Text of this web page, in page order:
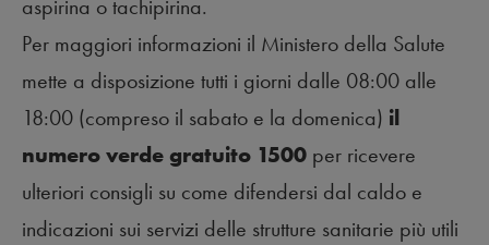
aspirina o tachipirina.
Per maggiori informazioni il Ministero della Salute
mette a disposizione tutti i giorni dalle 08:00 alle
18:00 (compreso il sabato e la domenica) il
numero verde gratuito 1500 per ricevere
ulteriori consigli su come difendersi dal caldo e
indicazioni sui servizi delle strutture sanitarie più utili